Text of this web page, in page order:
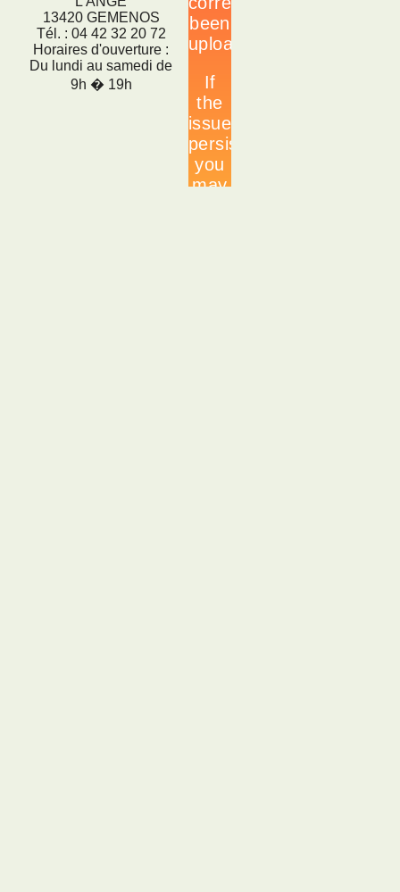
13420 GEMENOS
Tél. : 04 42 32 20 72
Horaires d'ouverture :
Du lundi au samedi de
9h � 19h